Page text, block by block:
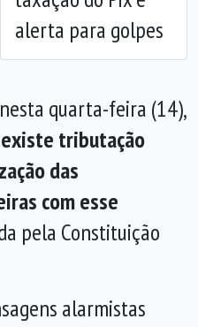
alerta para golpes
quarta-feira (14),
tributação
das
com esse
pela Constituição
alarmistas